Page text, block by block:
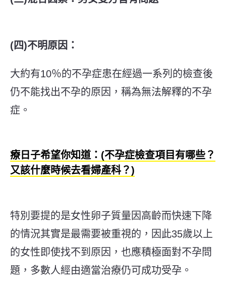
(四)不明原因：
大約有10％的不孕症患在經過一系列的檢查後
仍不能找出不孕的原因，稱為無法解釋的不孕
症。
療日子希望你知道：(不孕症檢查項目有哪些？
又該什麼時候去看婦產科？)
特別要提的是女性卵子質量因高齡而快速下降
的情況其實是最需要被重視的，因此35歲以上
的女性即使找不到原因，也應積極面對不孕問
題，多數人經由適當治療仍可成功受孕。